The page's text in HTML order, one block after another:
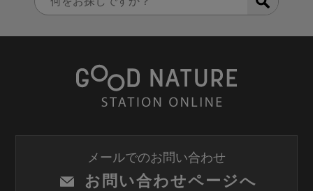
メールでのお問い合わせ
お問い合わせページへ